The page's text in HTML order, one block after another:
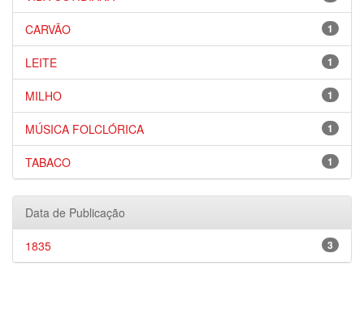
1
CARVÃO
1
LEITE
1
MILHO
1
MÚSICA FOLCLÓRICA
1
TABACO
Data de Publicação
3
1835